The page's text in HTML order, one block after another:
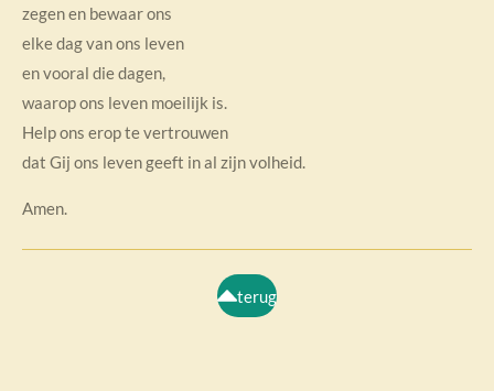
zegen en bewaar ons
elke dag van ons leven
en vooral die dagen,
waarop ons leven moeilijk is.
Help ons erop te vertrouwen
dat Gij ons leven geeft in al zijn volheid.
Amen.
terug